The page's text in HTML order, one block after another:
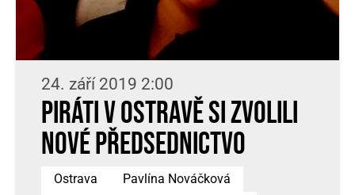
24. září 2019 2:00
Piráti v Ostravě si zvolili
nové předsednictvo
Ostrava
Pavlína Nováčková